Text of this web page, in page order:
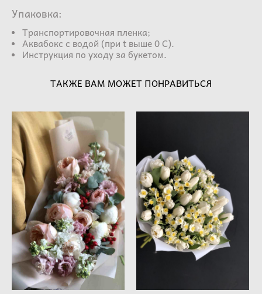
Упаковка:
Транспортировочная пленка;
Аквабокс с водой (при t выше 0 С).
Инструкция по уходу за букетом.
ТАКЖЕ ВАМ МОЖЕТ ПОНРАВИТЬСЯ